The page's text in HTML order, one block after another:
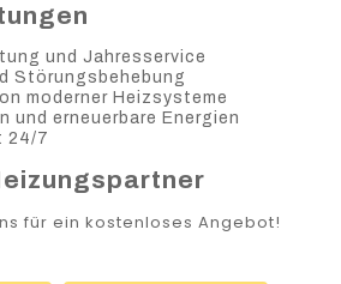
und Jahresservice
Störungsbehebung
moderner Heizsysteme
und erneuerbare Energien
24/7
für ein kostenloses Angebot!